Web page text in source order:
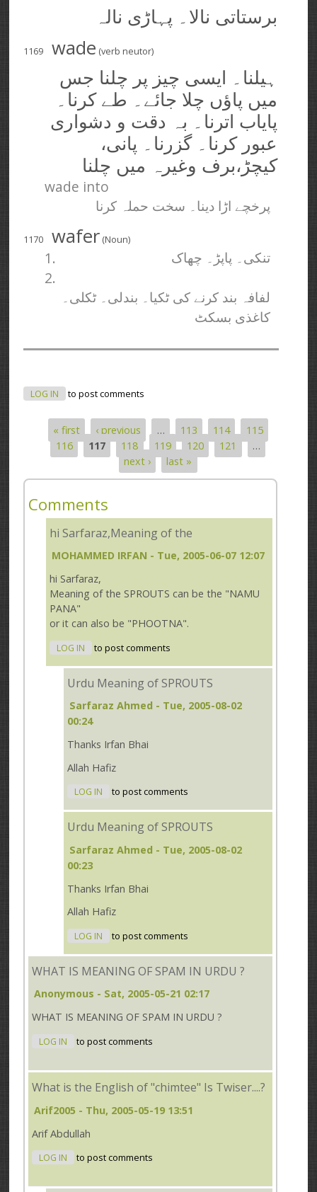
برستاتی نالا۔ پہاڑی نالہ
1169 wade (verb neutor)
ہیلنا۔ ایسی چیز پر چلنا جس
میں پاؤں چلا جائے۔ طے کرنا۔
پایاب اترنا۔ بہ دقت و دشواری
عبور کرنا۔ گزرنا۔ پانی،
کیچڑ،‌برف وغیرہ میں چلنا
wade into
پرخچے اڑا دینا۔ سخت حملہ کرنا
1170 wafer (Noun)
1. تنکی۔ پاپڑ۔ چھاک
2.
لفافہ بند کرنے کی ٹکیا۔ بندلی۔ ٹکلی۔
کاغذی بسکٹ
LOG IN to post comments
Pages
« first ‹ previous … 113 114
115
116
117 118 119 120 121
…
next ›
last »
Comments
hi Sarfaraz,Meaning of the
MOHAMMED IRFAN - Tue, 2005-06-07 12:07
hi Sarfaraz,
Meaning of the SPROUTS can be the "NAMU
PANA"
or it can also be "PHOOTNA".
LOG IN to post comments
Urdu Meaning of SPROUTS
Sarfaraz Ahmed - Tue, 2005-08-02
00:24
Thanks Irfan Bhai
Allah Hafiz
LOG IN to post comments
Urdu Meaning of SPROUTS
Sarfaraz Ahmed - Tue, 2005-08-02
00:23
Thanks Irfan Bhai
Allah Hafiz
LOG IN to post comments
WHAT IS MEANING OF SPAM IN URDU ?
Anonymous - Sat, 2005-05-21 02:17
WHAT IS MEANING OF SPAM IN URDU ?
LOG IN to post comments
What is the English of "chimtee" Is Twiser....?
Arif2005 - Thu, 2005-05-19 13:51
Arif Abdullah
LOG IN to post comments